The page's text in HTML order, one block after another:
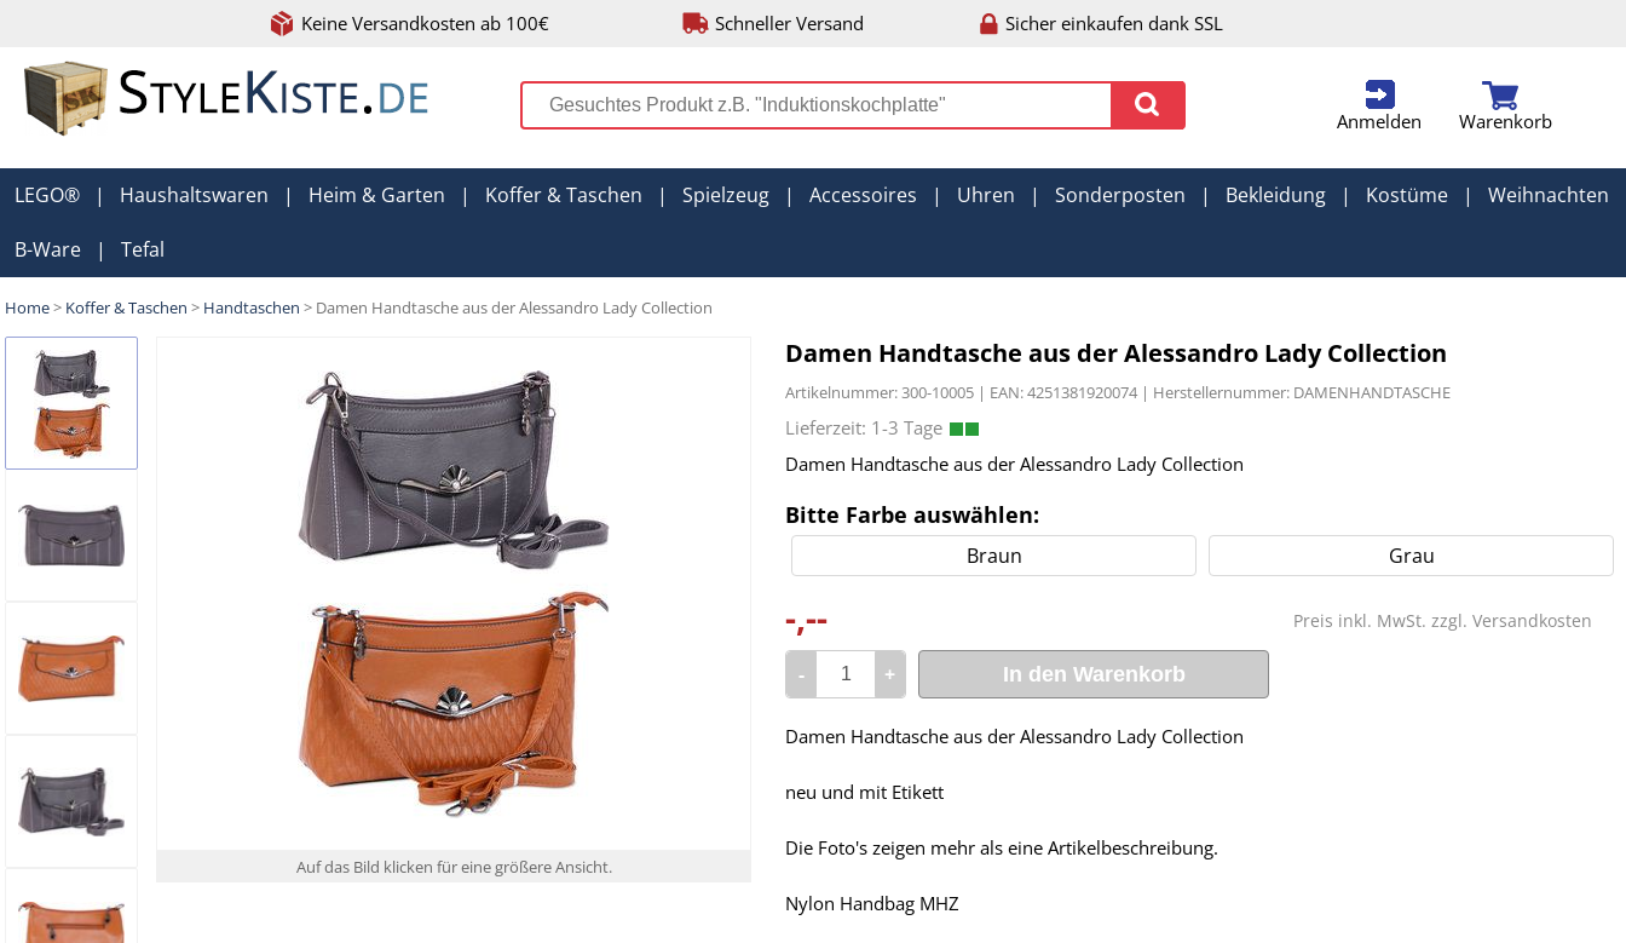
Keine Versandkosten ab 100€ Schneller Versand Sicher einkaufen dank SSL
Anmelden Warenkorb
LEGO® | Haushaltswaren | Heim & Garten | Koffer & Taschen | Spielzeug | Accessoires | Uhren | Sonderposten | Bekleidung | Kostüme | Weihnachten
B-Ware | Tefal
Home> Koffer & Taschen > Handtaschen > Damen Handtasche aus der Alessandro Lady Collection
Auf das Bild klicken für eine größere Ansicht.
Damen Handtasche aus der Alessandro Lady Collection
Artikelnummer: 300-10005 | EAN: 4251381920074 | Herstellernummer: DAMENHANDTASCHE
Damen Handtasche aus der Alessandro Lady Collection
Bitte Farbe auswählen:
Braun Grau
Preis inkl. MwSt. zzgl. Versandkosten
-,--
- + In den Warenkorb
Damen Handtasche aus der Alessandro Lady Collection
neu und mit Etikett
Die Foto's zeigen mehr als eine Artikelbeschreibung.
Nylon Handbag MHZ